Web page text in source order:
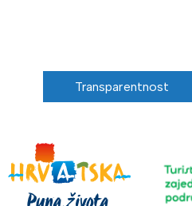
Transparentnost